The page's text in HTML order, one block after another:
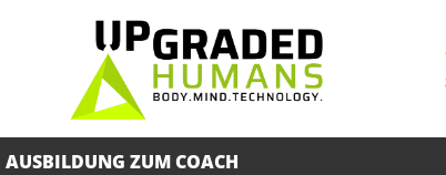
AUSBILDUNG ZUM COACH